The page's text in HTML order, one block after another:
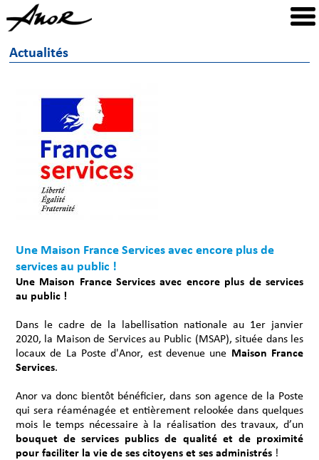
Actualités
Une Maison France Services avec encore plus de
services au public !
Une Maison France Services avec encore plus de services
au public !
Dans le cadre de la labellisation nationale au 1er janvier
2020, la Maison de Services au Public (MSAP), située dans les
locaux de La Poste d'Anor, est devenue une Maison France
Services.
Anor va donc bientôt bénéficier, dans son agence de la Poste
qui sera réaménagée et entièrement relookée dans quelques
mois le temps nécessaire à la réalisation des travaux, d’un
bouquet de services publics de qualité et de proximité
pour faciliter la vie de ses citoyens et ses administrés!